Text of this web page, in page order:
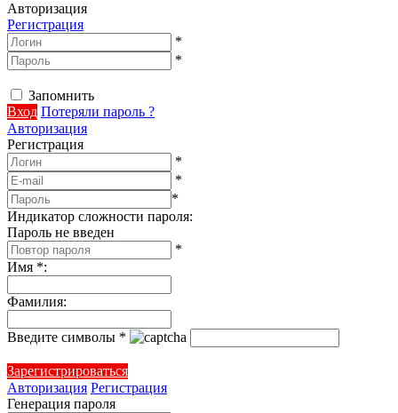
Авторизация
Регистрация
*
*
Запомнить
Вход Потеряли пароль ?
Авторизация
Регистрация
*
*
*
Индикатор сложности пароля:
Пароль не введен
*
Имя *:
Фамилия:
Введите символы *
Зарегистрироваться
Авторизация Регистрация
Генерация пароля